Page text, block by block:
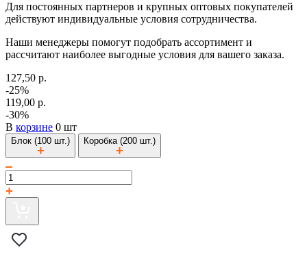
Для постоянных партнеров и крупных оптовых покупателей
действуют индивидуальные условия сотрудничества.
Наши менеджеры помогут подобрать ассортимент и
рассчитают наиболее выгодные условия для вашего заказа.
127,50 р.
-25%
119,00 р.
-30%
В корзине 0 шт
Блок (100 шт.) Коробка (200 шт.)